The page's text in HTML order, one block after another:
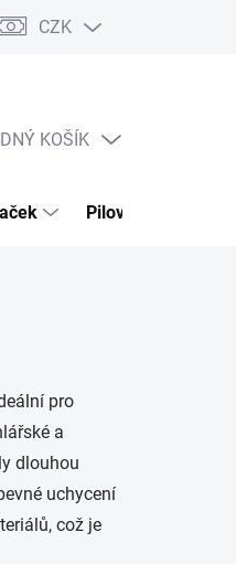
CZK
NÁKUPNÍ
KOŠÍK
Pilové kotouče
pro
a
dlouhou
uchycení
což je